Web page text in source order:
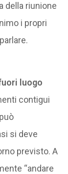
della riunione
i propri
luogo
contigui
si deve
previsto. A
“andare